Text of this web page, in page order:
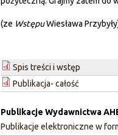
(ze WstępuWiesława
Spis treści i wstęp
Publikacja- całość
Publikacje Wydawnictwa
Publikacje elektroniczne w